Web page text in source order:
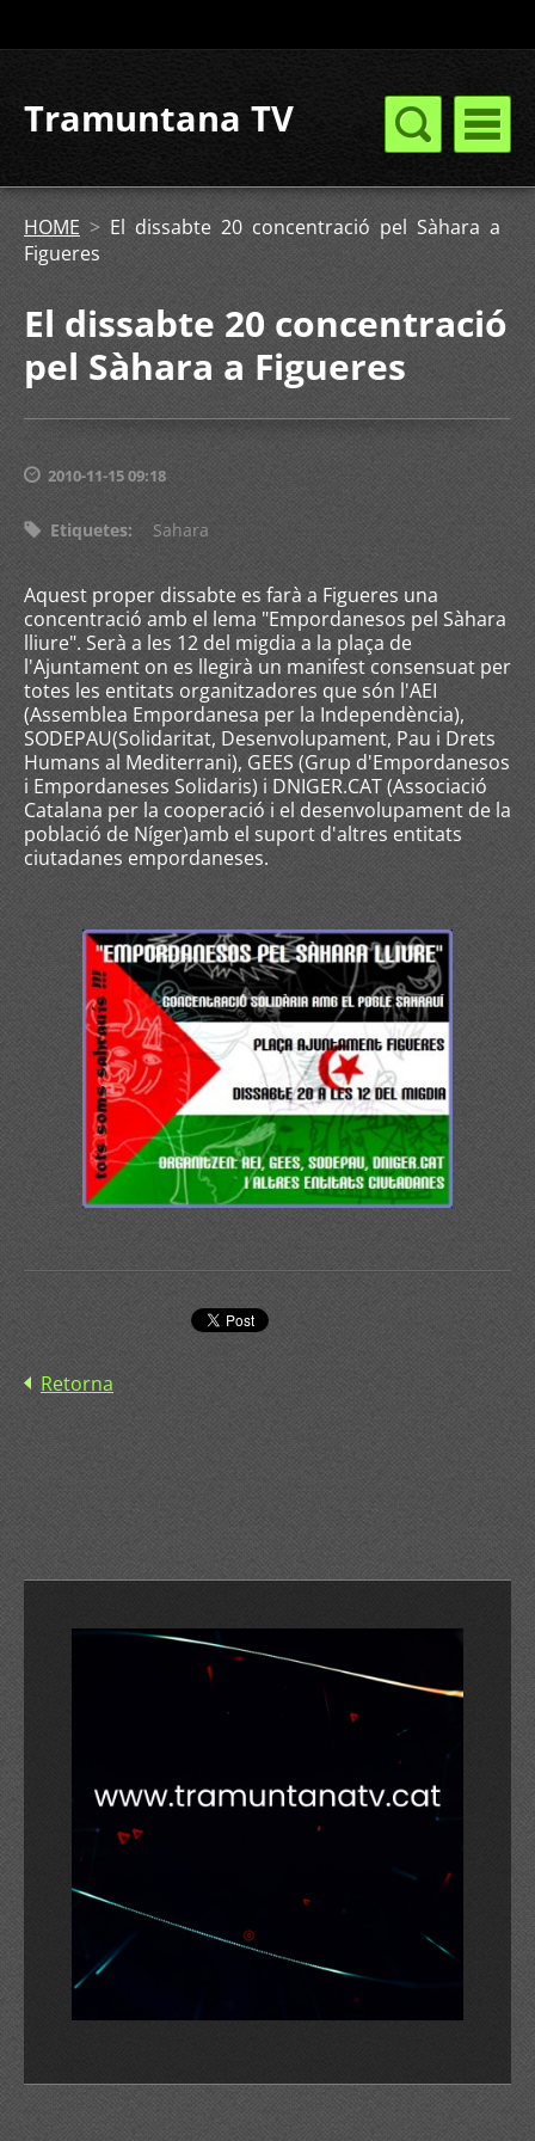
Tramuntana TV
HOME > El dissabte 20 concentració pel Sàhara a
Figueres
El dissabte 20 concentració
pel Sàhara a Figueres
2010-11-15 09:18
Etiquetes: Sahara
Aquest proper dissabte es farà a Figueres una
concentració amb el lema "Empordanesos pel Sàhara
lliure". Serà a les 12 del migdia a la plaça de
l'Ajuntament on es llegirà un manifest consensuat per
totes les entitats organitzadores que són l'AEI
(Assemblea Empordanesa per la Independència),
SODEPAU(Solidaritat, Desenvolupament, Pau i Drets
Humans al Mediterrani), GEES (Grup d'Empordanesos
i Empordaneses Solidaris) i DNIGER.CAT (Associació
Catalana per la cooperació i el desenvolupament de la
població de Níger)amb el suport d'altres entitats
ciutadanes empordaneses.
Retorna